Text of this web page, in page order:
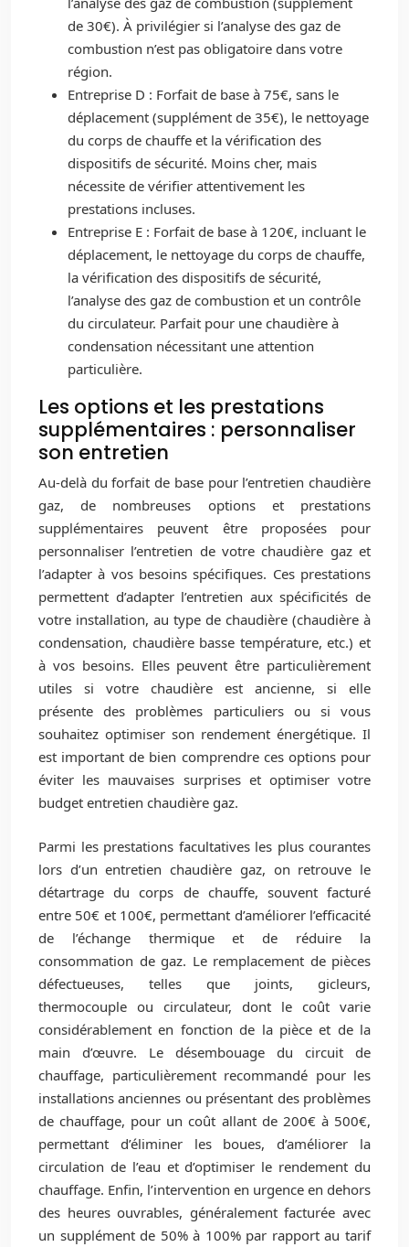
de 30€). À privilégier si l’analyse des gaz de
combustion n’est pas obligatoire dans votre
région.
Entreprise D : Forfait de base à 75€, sans le
déplacement (supplément de 35€), le nettoyage
du corps de chauffe et la vérification des
dispositifs de sécurité. Moins cher, mais
nécessite de vérifier attentivement les
prestations incluses.
Entreprise E : Forfait de base à 120€, incluant le
déplacement, le nettoyage du corps de chauffe,
la vérification des dispositifs de sécurité,
l’analyse des gaz de combustion et un contrôle
du circulateur. Parfait pour une chaudière à
condensation nécessitant une attention
particulière.
Les options et les prestations
supplémentaires : personnaliser
son entretien
Au-delà du forfait de base pour l’entretien chaudière
gaz, de nombreuses options et prestations
supplémentaires peuvent être proposées pour
personnaliser l’entretien de votre chaudière gaz et
l’adapter à vos besoins spécifiques. Ces prestations
permettent d’adapter l’entretien aux spécificités de
votre installation, au type de chaudière (chaudière à
condensation, chaudière basse température, etc.) et
à vos besoins. Elles peuvent être particulièrement
utiles si votre chaudière est ancienne, si elle
présente des problèmes particuliers ou si vous
souhaitez optimiser son rendement énergétique. Il
est important de bien comprendre ces options pour
éviter les mauvaises surprises et optimiser votre
budget entretien chaudière gaz.
Parmi les prestations facultatives les plus courantes
lors d’un entretien chaudière gaz, on retrouve le
détartrage du corps de chauffe, souvent facturé
entre 50€ et 100€, permettant d’améliorer l’efficacité
de l’échange thermique et de réduire la
consommation de gaz. Le remplacement de pièces
défectueuses, telles que joints, gicleurs,
thermocouple ou circulateur, dont le coût varie
considérablement en fonction de la pièce et de la
main d’œuvre. Le désembouage du circuit de
chauffage, particulièrement recommandé pour les
installations anciennes ou présentant des problèmes
de chauffage, pour un coût allant de 200€ à 500€,
permettant d’éliminer les boues, d’améliorer la
circulation de l’eau et d’optimiser le rendement du
chauffage. Enfin, l’intervention en urgence en dehors
des heures ouvrables, généralement facturée avec
un supplément de 50% à 100% par rapport au tarif